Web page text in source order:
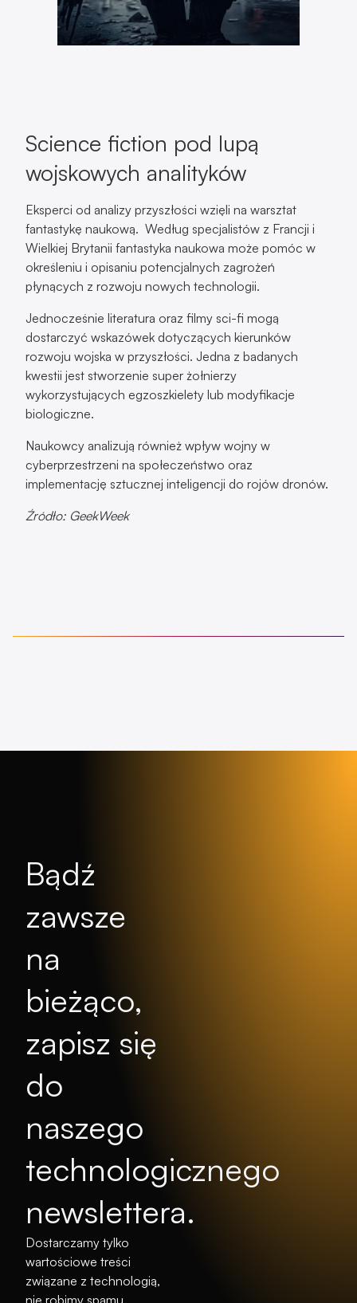
Science fiction pod lupą
wojskowych analityków
Eksperci od analizy przyszłości wzięli na warsztat
fantastykę naukową. Według specjalistów z Francji i
Wielkiej Brytanii fantastyka naukowa może pomóc w
określeniu i opisaniu potencjalnych zagrożeń
płynących z rozwoju nowych technologii.
Jednocześnie literatura oraz filmy sci-fi mogą
dostarczyć wskazówek dotyczących kierunków
rozwoju wojska w przyszłości. Jedna z badanych
kwestii jest stworzenie super żołnierzy
wykorzystujących egzoszkielety lub modyfikacje
biologiczne.
Naukowcy analizują również wpływ wojny w
cyberprzestrzeni na społeczeństwo oraz
implementację sztucznej inteligencji do rojów dronów.
Źródło: GeekWeek
Bądź
zawsze
na
bieżąco,
zapisz się
do
naszego
technologicznego
newslettera.
Dostarczamy tylko
wartościowe treści
związane z technologią,
nie robimy spamu.